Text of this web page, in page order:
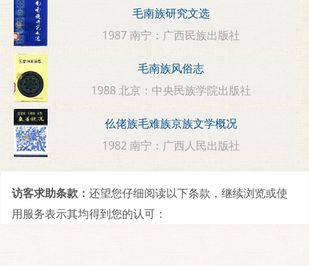
毛南族研究文选
1987 南宁：广西民族出版社
毛南族风俗志
1988 北京：中央民族学院出版社
仫佬族毛难族京族文学概况
1982 南宁：广西人民出版社
访客求助条款： 还望您仔细阅读以下条款，继续浏览或使
用服务表示其均得到您的认可：